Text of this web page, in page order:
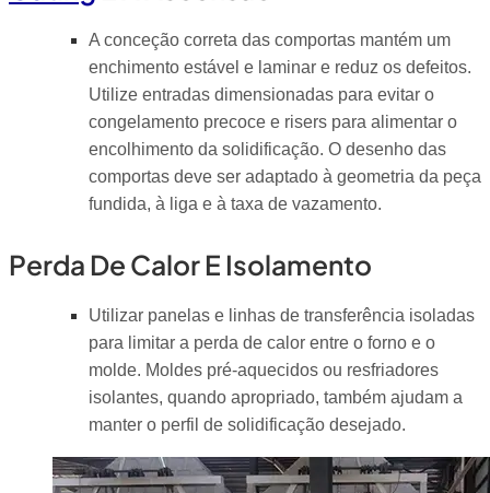
A conceção correta das comportas mantém um
enchimento estável e laminar e reduz os defeitos.
Utilize entradas dimensionadas para evitar o
congelamento precoce e risers para alimentar o
encolhimento da solidificação. O desenho das
comportas deve ser adaptado à geometria da peça
fundida, à liga e à taxa de vazamento.
Perda De Calor E Isolamento
Utilizar panelas e linhas de transferência isoladas
para limitar a perda de calor entre o forno e o
molde. Moldes pré-aquecidos ou resfriadores
isolantes, quando apropriado, também ajudam a
manter o perfil de solidificação desejado.